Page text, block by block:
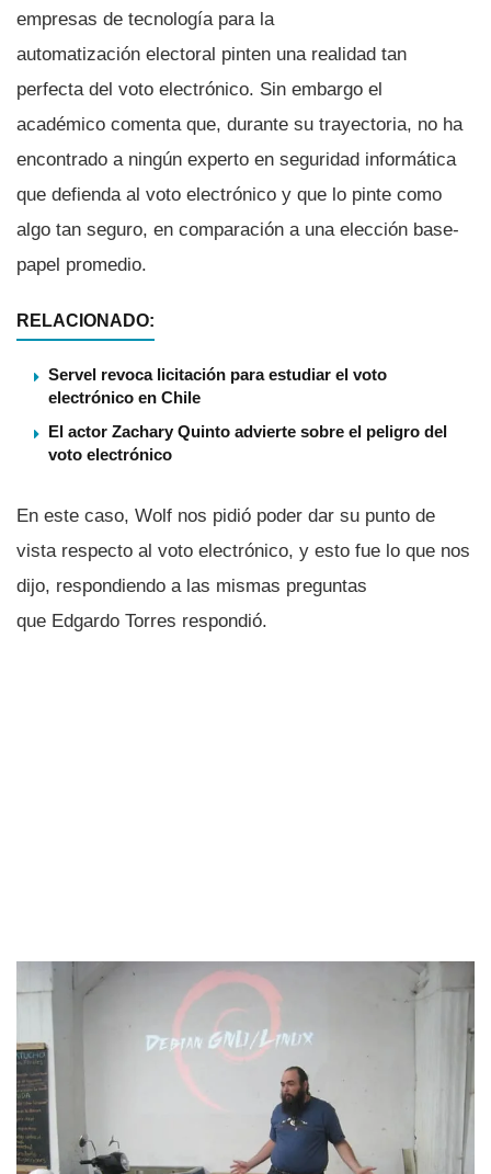
empresas de tecnologí­a para la
automatización electoral pinten una realidad tan
perfecta del voto electrónico. Sin embargo el
académico comenta que, durante su trayectoria, no ha
encontrado a ningún experto en seguridad informática
que defienda al voto electrónico y que lo pinte como
algo tan seguro, en comparación a una elección base-
papel promedio.
RELACIONADO:
Servel revoca licitación para estudiar el voto
electrónico en Chile
El actor Zachary Quinto advierte sobre el peligro del
voto electrónico
En este caso, Wolf nos pidió poder dar su punto de
vista respecto al voto electrónico, y esto fue lo que nos
dijo, respondiendo a las mismas preguntas
que Edgardo Torres respondió.